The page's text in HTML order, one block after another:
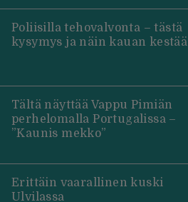
Poliisilla tehovalvonta – tästä
kysymys ja näin kauan kestää
Tältä näyttää Vappu Pimiän
perhelomalla Portugalissa –
”Kaunis mekko”
Erittäin vaarallinen kuski
Ulvilassa